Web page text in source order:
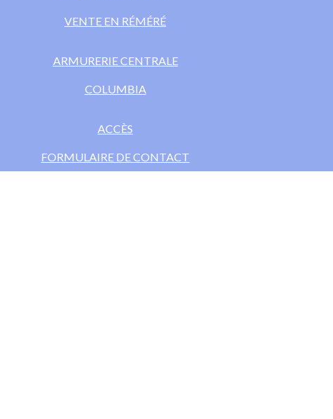
VENTE EN RÉMÉRÉ
ARMURERIE CENTRALE
COLUMBIA
ACCÈS
FORMULAIRE DE CONTACT